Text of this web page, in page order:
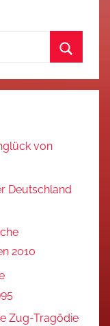
von
Deutschland
2010
Zug-Tragödie